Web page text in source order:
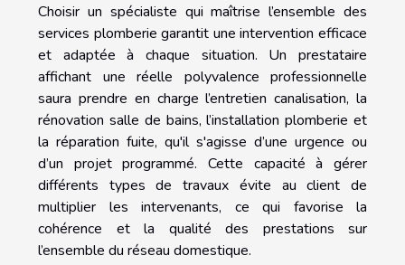
Choisir un spécialiste qui maîtrise l’ensemble des
services plomberie garantit une intervention efficace
et adaptée à chaque situation. Un prestataire
affichant une réelle polyvalence professionnelle
saura prendre en charge l’entretien canalisation, la
rénovation salle de bains, l’installation plomberie et
la réparation fuite, qu'il s'agisse d’une urgence ou
d’un projet programmé. Cette capacité à gérer
différents types de travaux évite au client de
multiplier les intervenants, ce qui favorise la
cohérence et la qualité des prestations sur
l’ensemble du réseau domestique.